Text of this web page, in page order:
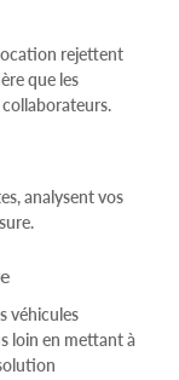
rejettent
que les
analysent vos
véhicules
loin en mettant à